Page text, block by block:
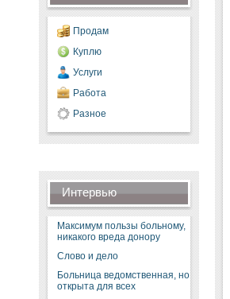
Продам
Куплю
Услуги
Работа
Разное
Интервью
Максимум пользы больному,
никакого вреда донору
Слово и дело
Больница ведомственная, но
открыта для всех